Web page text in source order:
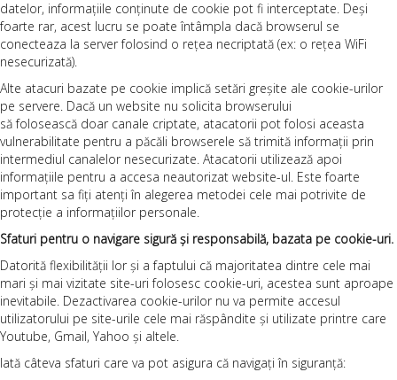
datelor, informațiile conținute de cookie pot fi interceptate. Deși
foarte rar, acest lucru se poate întâmpla dacă browserul se
conecteaza la server folosind o rețea necriptată (ex: o rețea WiFi
nesecurizată).
Alte atacuri bazate pe cookie implică setări greșite ale cookie-urilor
pe servere. Dacă un website nu solicita browserului
să folosească doar canale criptate, atacatorii pot folosi aceasta
vulnerabilitate pentru a păcăli browserele să trimită informații prin
intermediul canalelor nesecurizate. Atacatorii utilizează apoi
informațiile pentru a accesa neautorizat website-ul. Este foarte
important sa fiți atenți în alegerea metodei cele mai potrivite de
protecție a informațiilor personale.
Sfaturi pentru o navigare sigură și responsabilă, bazata pe cookie-uri.
Datorită flexibilității lor și a faptului că majoritatea dintre cele mai
mari și mai vizitate site-uri folosesc cookie-uri, acestea sunt aproape
inevitabile. Dezactivarea cookie-urilor nu va permite accesul
utilizatorului pe site-urile cele mai răspândite și utilizate printre care
Youtube, Gmail, Yahoo și altele.
Iată câteva sfaturi care va pot asigura că navigați în siguranță: